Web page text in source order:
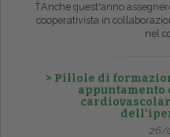
ŤAnche quest'anno
cooperativista in
nel
> Pillole di
appuntamento
26/